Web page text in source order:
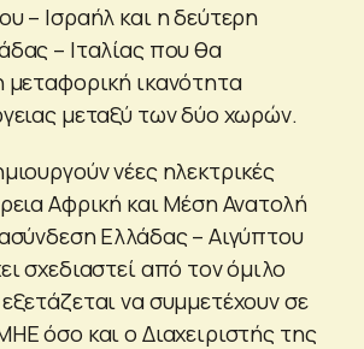
– Ισραήλ και η δεύτερη
– Ιταλίας που θα
μεταφορική ικανότητα
μεταξύ των δύο χωρών.
νέες ηλεκτρικές
Αφρική και Μέση Ανατολή
Ελλάδας – Αιγύπτου
σχεδιαστεί από τον όμιλο
να συμμετέχουν σε
όσο και ο Διαχειριστής της